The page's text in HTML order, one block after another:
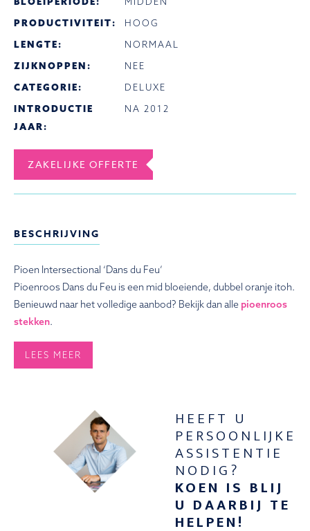
PRODUCTIVITEIT:
HOOG
LENGTE:
NORMAAL
ZIJKNOPPEN:
NEE
CATEGORIE:
DELUXE
INTRODUCTIE
JAAR:
NA 2012
ZAKELIJKE OFFERTE
BESCHRIJVING
Pioen Intersectional ‘Dans du Feu’
Pioenroos Dans du Feu is een mid bloeiende, dubbel oranje itoh.
Benieuwd naar het volledige aanbod? Bekijk dan alle pioenroos
stekken.
LEES MEER
HEEFT U
PERSOONLIJKE
ASSISTENTIE
NODIG?
KOEN IS BLIJ
U DAARBIJ TE
HELPEN!